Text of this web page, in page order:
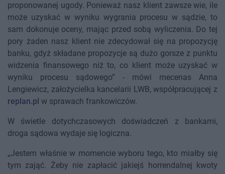
proponowanej ugody. Ponieważ nasz klient zawsze wie, ile
może uzyskać w wyniku wygrania procesu w sądzie, to
sam dokonuje oceny, mając przed sobą wyliczenia. Do tej
pory żaden nasz klient nie zdecydował się na propozycję
banku, gdyż składane propozycje są dużo gorsze z punktu
widzenia finansowego niż to, co klient może uzyskać w
wyniku procesu sądowego” - mówi mecenas Anna
Lengiewicz, założycielka kancelarii LWB, współpracującej z
replan.pl w sprawach frankowiczów.
W świetle dotychczasowych doświadczeń z bankami,
droga sądowa wydaje się logiczna.
„Jestem właśnie w momencie wyboru tego, kto miałby się
tym zająć. Żeby nie zapłacić jakiejś horrendalnej kwoty